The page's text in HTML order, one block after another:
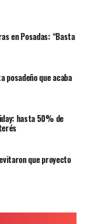
de alimentar
llora”
en Posadas: “Basta
posadeño que acaba
hasta 50% de
que proyecto